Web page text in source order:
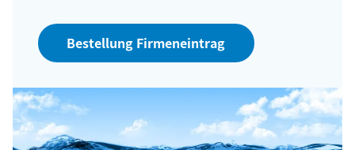
Bestellung Firmeneintrag